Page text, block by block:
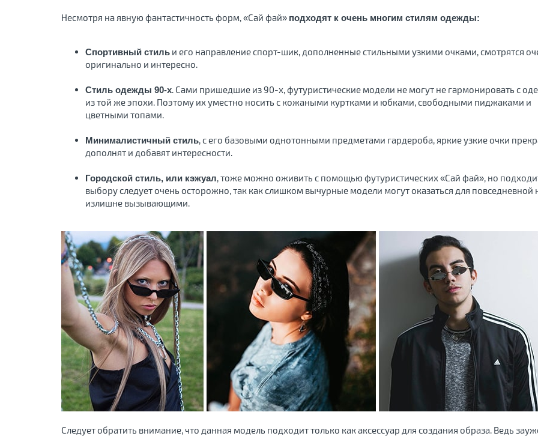
Несмотря на явную фантастичность форм, «Сай фай» подходят к очень многим стилям одежды:
Спортивный стиль и его направление спорт-шик, дополненные стильными узкими очками, смотрятся
оригинально и интересно.
Стиль одежды 90-х. Сами пришедшие из 90-х, футуристические модели не могут не гармонировать с
из той же эпохи. Поэтому их уместно носить с кожаными куртками и юбками, свободными пиджаками и
цветными топами.
Минималистичный стиль, с его базовыми однотонными предметами гардероба, яркие узкие очки
дополнят и добавят интересности.
Городской стиль, или кэжуал, тоже можно оживить с помощью футуристических «Сай фай», но
выбору следует очень осторожно, так как слишком вычурные модели могут оказаться для повседневной
излишне вызывающими.
Следует обратить внимание, что данная модель подходит только как аксессуар для создания образа. Ведь